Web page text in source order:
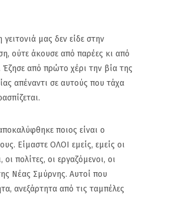
μας δεν είδε στην
ούτε άκουσε από παρέες κι από
από πρώτο χέρι την βία της
απέναντι σε αυτούς που τάχα
ποιος είναι ο
Είμαστε ΟΛΟΙ εμείς, εμείς οι
οι πολίτες, οι εργαζόμενοι, οι
Νέας Σμύρνης. Αυτοί που
ανεξάρτητα από τις ταμπέλες